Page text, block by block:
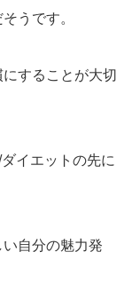
うです。
することが大切
イエットの先に
自分の魅力発